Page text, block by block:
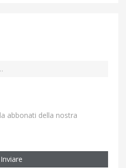
abbonati della nostra
Inviare